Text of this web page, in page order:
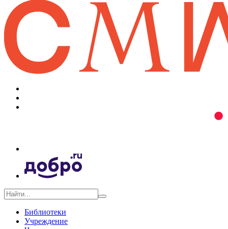
Библиотеки
Учреждение